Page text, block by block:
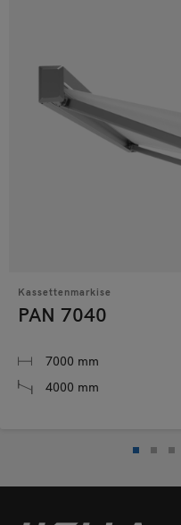
Kassettenmarkise
PAN 7040
7000 mm
4000 mm